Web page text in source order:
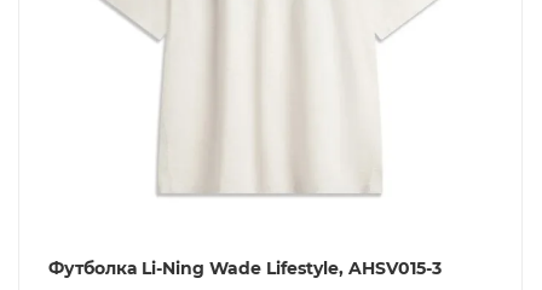
Футболка Li-Ning Wade Lifestyle, AHSV015-3